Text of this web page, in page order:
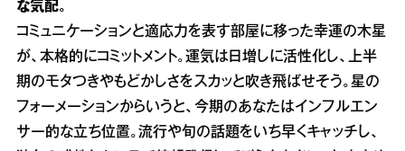
な気配。
コミュニケーションと適応力を表す部屋に移った幸運の木星
が、本格的にコミットメント。運気は日増しに活性化し、上半
期のモタつきやもどかしさをスカッと吹き飛ばせそう。星の
フォーメーションからいうと、今期のあなたはインフルエン
サー的な立ち位置。流行や旬の話題をいち早くキャッチし、